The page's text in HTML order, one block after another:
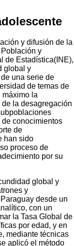
Código
y difusión de la
y
Estadística(INE),
global y
una serie de
de temas de
la
la desagregación
conocimientos
de
han sido
proceso de
por su